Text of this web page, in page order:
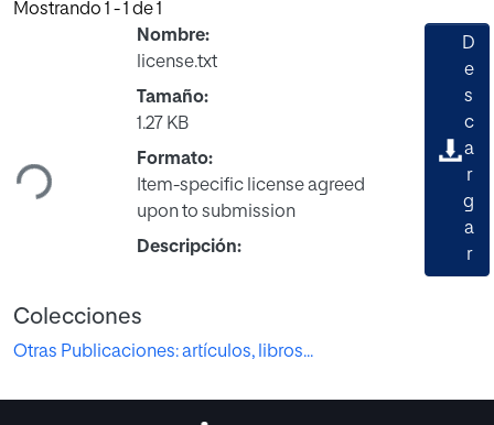
Mostrando 1 - 1 de 1
Cargando...
Nombre:
license.txt
Tamaño:
1.27 KB
Formato:
Item-specific license agreed
upon to submission
Descripción:
D
e
s
c
a
r
g
a
r
Colecciones
Otras Publicaciones: artículos, libros...